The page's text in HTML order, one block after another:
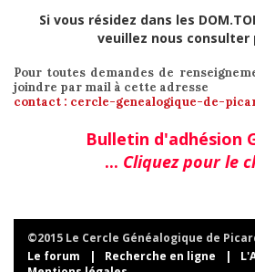
Si vous résidez dans les
veuillez nous consulter
Pour toutes demandes de
joindre par mail à cette adresse
contact : cercle-genealogique-de-
Bulletin d'adhésion
... Cliquez pour le
©2015 Le Cercle Généalogique de
Le forum
| Recherche en ligne |